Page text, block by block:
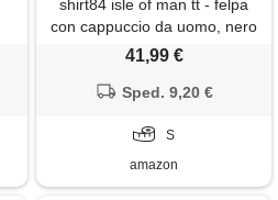
shirt84 isle of man tt - felpa
con cappuccio da uomo, nero
, s
41,99 €
Sped. 9,20 €
S
amazon